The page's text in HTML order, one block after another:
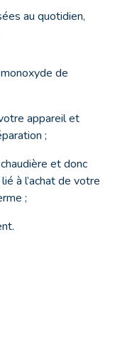
au quotidien,
de
appareil et
;
et donc
à l’achat de votre
;